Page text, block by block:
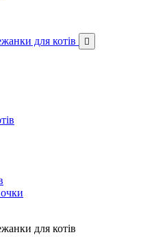
для котів 
для котів